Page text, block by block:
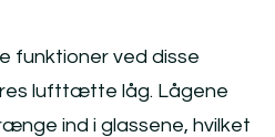
funktioner ved disse
lufttætte låg. Lågene
ind i glassene, hvilket